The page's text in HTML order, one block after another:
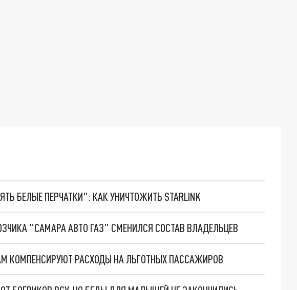
БЕЛЫЕ ПЕРЧАТКИ": КАК УНИЧТОЖИТЬ STARLINK
"САМАРА АВТО ГАЗ" СМЕНИЛСЯ СОСТАВ ВЛАДЕЛЬЦЕВ
КОМПЕНСИРУЮТ РАСХОДЫ НА ЛЬГОТНЫХ ПАССАЖИРОВ